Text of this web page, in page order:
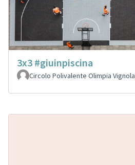
3x3 #giuinpiscina
Circolo Polivalente Olimpia Vignola